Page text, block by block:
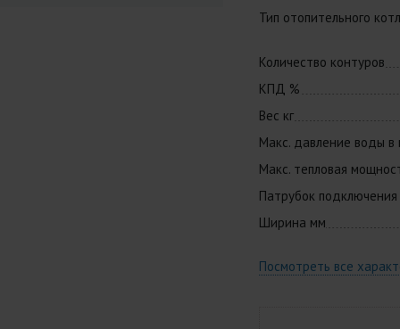
Тип отопительного
Количество контуров
КПД %
Вес кг
Макс. давление воды в
Макс. тепловая
Патрубок
Ширина мм
Посмотреть все